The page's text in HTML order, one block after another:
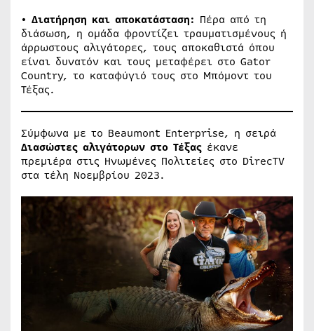
• Διατήρηση και αποκατάσταση: Πέρα από τη
διάσωση, η ομάδα φροντίζει τραυματισμένους ή
άρρωστους αλιγάτορες, τους αποκαθιστά όπου
είναι δυνατόν και τους μεταφέρει στο Gator
Country, το καταφύγιό τους στο Μπόμοντ του
Τέξας.
Σύμφωνα με το Beaumont Enterprise, η σειρά
Διασώστες αλιγάτορων στο Τέξας έκανε
πρεμιέρα στις Ηνωμένες Πολιτείες στο DirecTV
στα τέλη Νοεμβρίου 2023.